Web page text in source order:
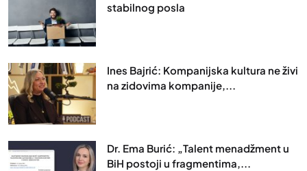
stabilnog posla
Ines Bajrić: Kompanijska kultura ne živi
na zidovima kompanije,...
Dr. Ema Burić: „Talent menadžment u
BiH postoji u fragmentima,...